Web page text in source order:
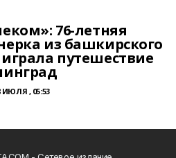
76-летняя
из башкирского
путешествие
ИЮЛЯ , 05:53